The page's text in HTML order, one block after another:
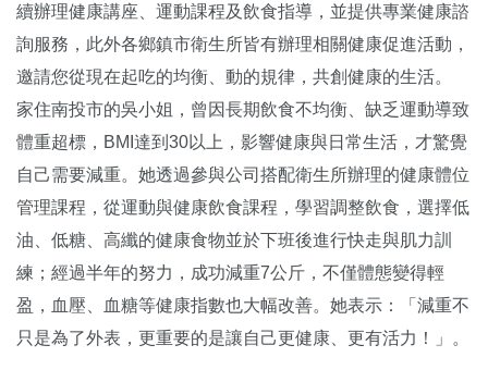
續辦理健康講座、運動課程及飲食指導，並提供專業健康諮
詢服務，此外各鄉鎮市衛生所皆有辦理相關健康促進活動，
邀請您從現在起吃的均衡、動的規律，共創健康的生活。
家住南投市的吳小姐，曾因長期飲食不均衡、缺乏運動導致
體重超標，BMI達到30以上，影響健康與日常生活，才驚覺
自己需要減重。她透過參與公司搭配衛生所辦理的健康體位
管理課程，從運動與健康飲食課程，學習調整飲食，選擇低
油、低糖、高纖的健康食物並於下班後進行快走與肌力訓
練；經過半年的努力，成功減重7公斤，不僅體態變得輕
盈，血壓、血糖等健康指數也大幅改善。她表示：「減重不
只是為了外表，更重要的是讓自己更健康、更有活力！」。